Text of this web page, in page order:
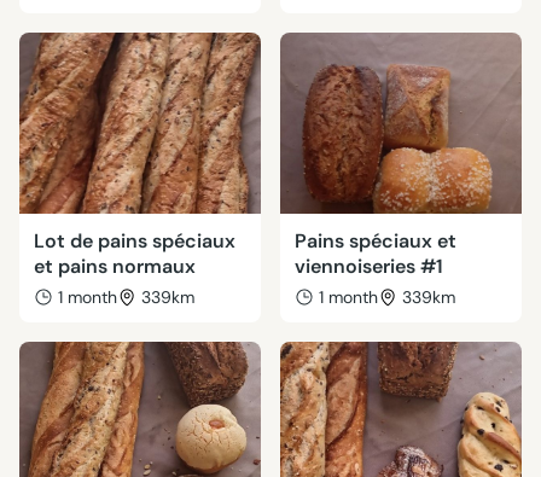
Lot de pains spéciaux
et pains normaux
1 month 339km
Pains spéciaux et
viennoiseries #1
1 month 339km